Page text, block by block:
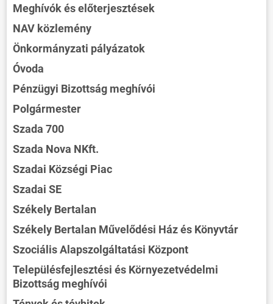
Meghívók és előterjesztések
NAV közlemény
Önkormányzati pályázatok
Óvoda
Pénzügyi Bizottság meghívói
Polgármester
Szada 700
Szada Nova NKft.
Szadai Községi Piac
Szadai SE
Székely Bertalan
Székely Bertalan Művelődési Ház és Könyvtár
Szociális Alapszolgáltatási Központ
Településfejlesztési és Környezetvédelmi
Bizottság meghívói